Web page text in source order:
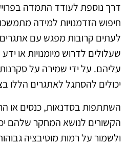
דרך נוספת לעודד התמדה
חיפוש הזדמנויות למידה
לעתים קרובות מפגש עם
שעלולים לדרוש מיומנויות או
עליהם. על ידי שמירה על
יכולים להסתגל לאתגרים הללו
השתתפות בסדנאות, כנסים או
הקשורים לנושא המחקר שלהם
ולשמור על רמות מוטיבציה